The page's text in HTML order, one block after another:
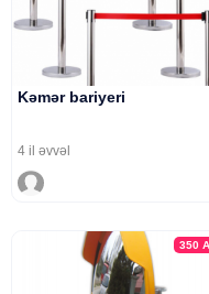
Kəmər bariyeri
4 il əvvəl
350